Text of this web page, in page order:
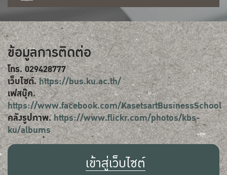
ข้อมูลการติดต่อ
โทร. 029428777
เว็บไซต์.https://bus.ku.ac.th/
เฟสบุ๊ค.
https://www.facebook.com/KasetsartBusinessSchool
คลังรูปภาพ.https://www.flickr.com/photos/kbs-
ku/albums
เข้าสู่เว็บไซต์